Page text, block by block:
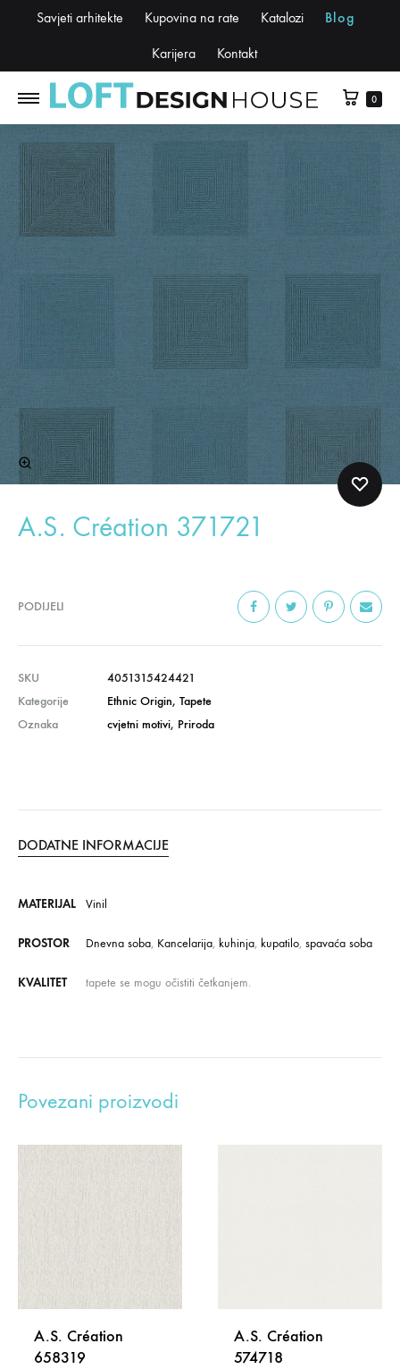
Savjeti arhitekte Kupovina na rate Katalozi Blog
Karijera Kontakt
0
A.S. Création 371721
PODIJELI
SKU
4051315424421
Kategorije
Ethnic Origin, Tapete
Oznaka
cvjetni motivi, Priroda
DODATNE INFORMACIJE
MATERIJAL Vinil
PROSTOR Dnevna soba, Kancelarija, kuhinja, kupatilo, spavaća soba
KVALITET tapete se mogu očistiti četkanjem.
Povezani proizvodi
A.S. Création
658319
A.S. Création
574718